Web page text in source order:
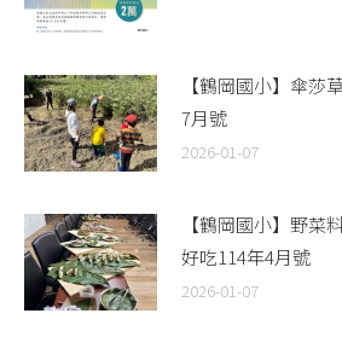
【鶴岡國小】傘莎
7月號
2026-01-07
【鶴岡國小】野菜
好吃114年4月號
2026-01-07